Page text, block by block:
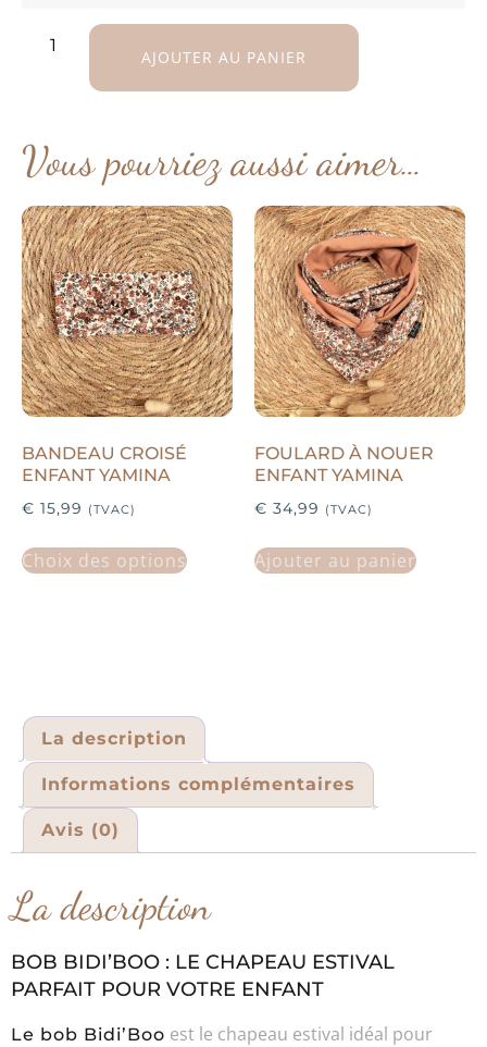
AJOUTER AU PANIER
Vous pourriez aussi aimer…
BANDEAU CROISÉ
ENFANT YAMINA
€ 15,99 (TVAC)
Choix des options
FOULARD À NOUER
ENFANT YAMINA
€ 34,99 (TVAC)
Ajouter au panier
La description
Informations complémentaires
Avis (0)
La description
BOB BIDI’BOO : LE CHAPEAU ESTIVAL
PARFAIT POUR VOTRE ENFANT
Le bob Bidi’Boo est le chapeau estival idéal pour